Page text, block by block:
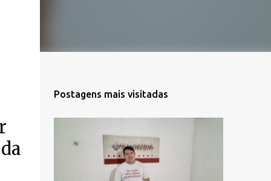
Postagens mais visitadas